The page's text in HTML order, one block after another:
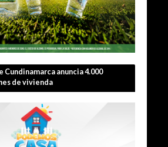
Cundinamarca anuncia 4.000
de vivienda